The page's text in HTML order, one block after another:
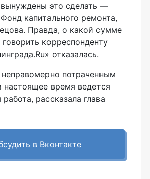
это сделать —
капитального ремонта,
Правда, о какой сумме
корреспонденту
отказалась.
потраченным
настоящее время ведется
рассказала глава
в Вконтакте